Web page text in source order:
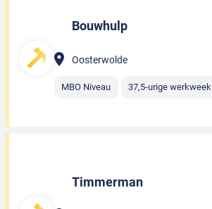
Bouwhulp
Oosterwolde
MBO Niveau 37,5-urige werkweek
Timmerman